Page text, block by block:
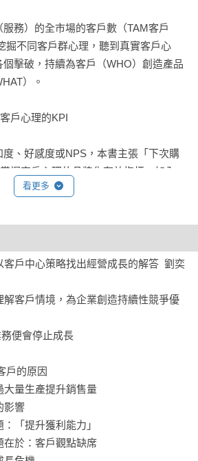
務）的全市場的客戶數（TAM客戶
掘不同客戶群心理，聽到真實客戶心
擊破，持續為客戶（WHO）創造產品
）。
戶心理的KPI
、好感度或NPS，本書主張「下次購
握客戶心理的品牌化有效指標。加入
析，擴展為九區間客戶，更細緻、更好
歐舒丹、樂雅樂、溫泉飯店、新聞閱讀
企業……的實例解析，學會制定客戶中
心經營，持續高獲利。
點很容易忘記客戶。透過三架構找回對
戶群擬定產品價值策略，並力求將客戶
一本能為企業持續創造營收的行銷經營
看更多
戶的原因